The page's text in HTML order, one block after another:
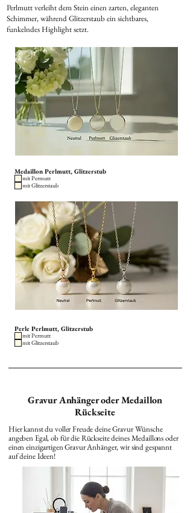
Perlmutt verleiht dem Stein einen zarten, eleganten
Schimmer, während Glitzerstaub ein sichtbares,
funkelndes Highlight setzt.
Medaillon Perlmutt, Glitzerstub
mit Permutt
mit Glitzerstaub
Perle Perlmutt, Glitzerstub
mit Permutt
mit Glitzerstaub
Gravur Anhänger oder Medaillon
Rückseite
Hier kannst du voller Freude deine Gravur Wünsche
angeben Egal, ob für die Rückseite deines Medaillons oder
einen einzigartigen Gravur Anhänger, wir sind gespannt
auf deine Ideen!